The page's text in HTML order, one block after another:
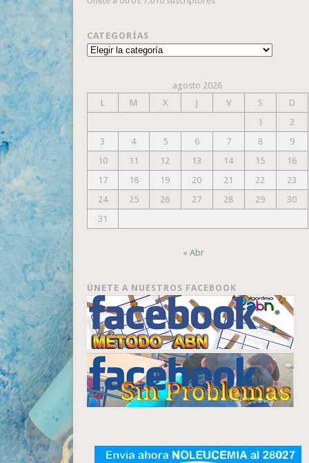
CATEGORÍAS
Categorías
agosto 2026
L
M X J V S
D
1
2
3
4 5 6 7 8
9
10
11 12 13 14 15
16
17
18 19 20 21 22
23
24
25 26 27 28 29
30
31
« Abr
ÚNETE A NUESTROS FACEBOOK